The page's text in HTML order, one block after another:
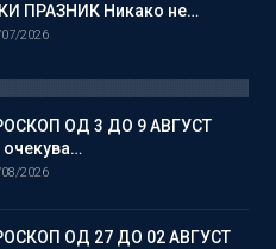
ПРАЗНИК Никако не…
2026
ОД 3 ДО 9 АВГУСТ
очекува…
2026
ОД 27 ДО 02 АВГУСТ